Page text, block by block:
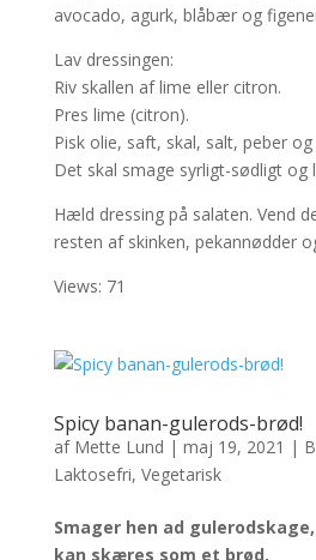
avocado, agurk, blåbær og
Lav dressingen:
Riv skallen af lime eller citron.
Pres lime (citron).
Pisk olie, saft, skal, salt, peber
Det skal smage syrligt-sødligt og
Hæld dressing på salaten. Vend
resten af skinken, pekannødder
Views: 71
Spicy banan-gulerods-brød!
af Mette Lund | maj 19, 2021 |
Laktosefri, Vegetarisk
Smager hen ad
kan skæres som et brød.